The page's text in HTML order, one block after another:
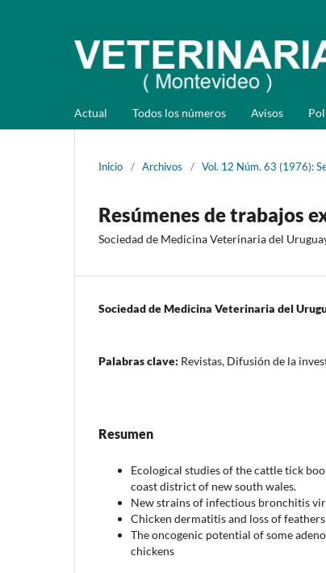
Actual Todos los números Avisos
Inicio / Archivos / Vol. 12 Núm. 63 (1976):
Resúmenes de trabajos
Sociedad de Medicina Veterinaria del
Sociedad de Medicina Veterinaria del
Palabras clave: Revistas, Difusión de la
Resumen
Ecological studies of the cattle tick
coast district of new south wales.
New strains of infectious bronchitis
Chicken dermatitis and loss of
The oncogenic potential of some
chickens